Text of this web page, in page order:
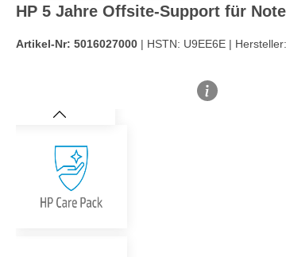
HP 5 Jahre Offsite-Support für
Artikel-Nr: 5016027000 | HSTN: U9EE6E | Hersteller:
Bildergalerie überspringen